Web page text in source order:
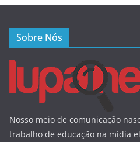
Sobre Nós
Nosso meio de comunicação
trabalho de educação na mídia